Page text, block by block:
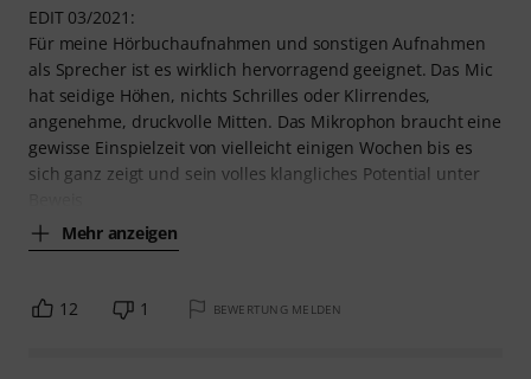
EDIT 03/2021:
Für meine Hörbuchaufnahmen und sonstigen Aufnahmen
als Sprecher ist es wirklich hervorragend geeignet. Das Mic
hat seidige Höhen, nichts Schrilles oder Klirrendes,
angenehme, druckvolle Mitten. Das Mikrophon braucht eine
gewisse Einspielzeit von vielleicht einigen Wochen bis es
sich ganz zeigt und sein volles klangliches Potential unter
Mehr anzeigen
12 1 BEWERTUNG MELDEN